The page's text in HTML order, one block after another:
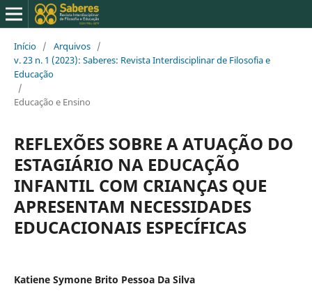
Início / Arquivos /
v. 23 n. 1 (2023): Saberes: Revista Interdisciplinar de Filosofia e
Educação
/
Educação e Ensino
REFLEXÕES SOBRE A ATUAÇÃO DO
ESTAGIÁRIO NA EDUCAÇÃO
INFANTIL COM CRIANÇAS QUE
APRESENTAM NECESSIDADES
EDUCACIONAIS ESPECÍFICAS
Katiene Symone Brito Pessoa Da Silva